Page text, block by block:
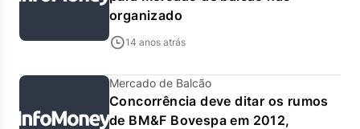
organizado
14 anos atrás
Mercado de Balcão
Concorrência deve ditar os rumos
de BM&F Bovespa em 2012,